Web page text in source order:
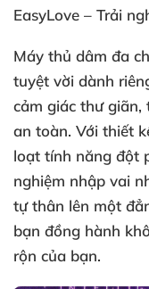
EasyLove – Trải
Máy thủ dâm đa
tuyệt vời dành
cảm giác thư giãn,
an toàn. Với thiết
loạt tính năng đột
nghiệm nhập vai
tự thân lên một
bạn đồng hành
rộn của bạn.